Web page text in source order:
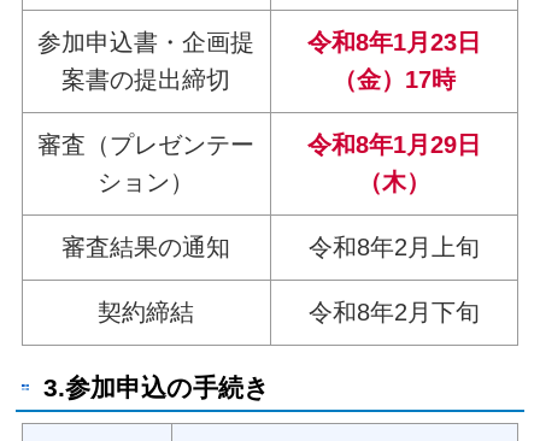
参加申込書・企画提
案書の提出締切
令和8年1月23日
（金）17時
審査（プレゼンテー
ション）
令和8年1月29日
（木）
審査結果の通知 令和8年2月上旬
契約締結 令和8年2月下旬
3.参加申込の手続き